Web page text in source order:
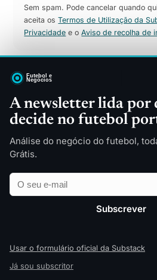
A newsletter lida por
decide no futebol
Análise do negócio do futebol,
Grátis.
Email
Subscrever
Empresa
Usar o formulário oficial da Substack
Já sou subscritor
Sem spam. Pode cancelar quando
aceita osTermos de Utilização da
Privacidade e oAviso de recolha de
Sitemap
Direitos TV
Merchandising
Tecnologia
Apostas Desportivas